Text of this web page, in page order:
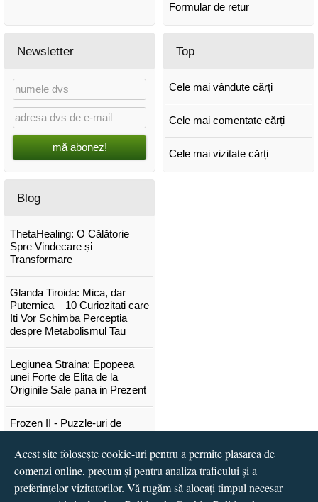
Formular de retur
Newsletter
mă abonez!
Top
Cele mai vândute cărți
Cele mai comentate cărți
Cele mai vizitate cărți
Blog
ThetaHealing: O Călătorie
Spre Vindecare și
Transformare
Glanda Tiroida: Mica, dar
Puternica – 10 Curiozitati care
Iti Vor Schimba Perceptia
despre Metabolismul Tau
Legiunea Straina: Epopeea
unei Forte de Elita de la
Originile Sale pana in Prezent
Frozen II - Puzzle-uri de
Lansare "Portocalele verzi" de
Vitali Cipileaga
Acest site folosește cookie-uri pentru a permite plasarea de
comenzi online, precum și pentru analiza traficului și a
preferințelor vizitatorilor. Vă rugăm să alocați timpul necesar